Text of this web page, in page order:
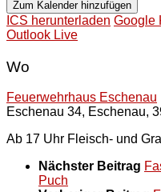
Zum Kalender hinzufügen
ICS herunterladen Google
Outlook Live
Wo
Feuerwehrhaus Eschenau
Eschenau 34, Eschenau,
Ab 17 Uhr Fleisch- und
Nächster Beitrag
Puch